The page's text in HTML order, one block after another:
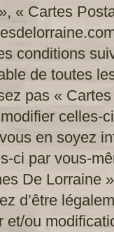
« Cartes
conditions
de toutes
pas «
celles-
en soyez
ci par vous-
De Lorraine
d’être
et/ou